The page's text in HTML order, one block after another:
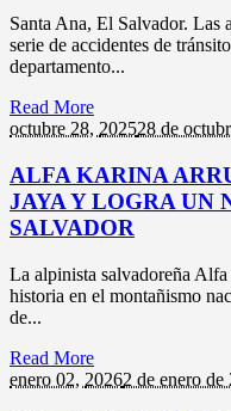
Santa Ana, El Salvador. Las
serie de accidentes de
departamento...
Read More
octubre 28, 202528 de
ALFA KARINA
JAYA Y LOGRA UN
SALVADOR
La alpinista salvadoreña
historia en el montañismo
de...
Read More
enero 02, 20262 de enero de